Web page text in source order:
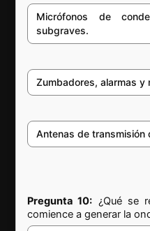
Micrófonos de
subgraves.
Zumbadores, alarmas y
Antenas de transmisión
Pregunta 10: ¿Qué se
comience a generar la